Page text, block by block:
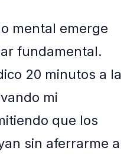
mental emerge
fundamental.
20 minutos a la
mi
que los
sin aferrarme a